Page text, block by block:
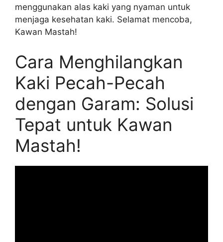
menggunakan alas kaki yang nyaman untuk
menjaga kesehatan kaki. Selamat mencoba,
Kawan Mastah!
Cara Menghilangkan
Kaki Pecah-Pecah
dengan Garam: Solusi
Tepat untuk Kawan
Mastah!